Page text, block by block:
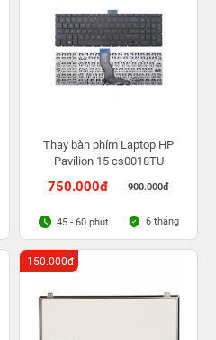
Thay bàn phím Laptop HP
Pavilion 15 cs0018TU
750.000đ 900.000đ
45 - 60 phút 6 tháng
-150.000đ